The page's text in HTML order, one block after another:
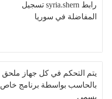
رابط syria.shern تسجيل
المفاضلة في سوريا
يتم التحكم في كل جهاز ملحق
بالحاسب بواسطة برنامج خاص
يسمى